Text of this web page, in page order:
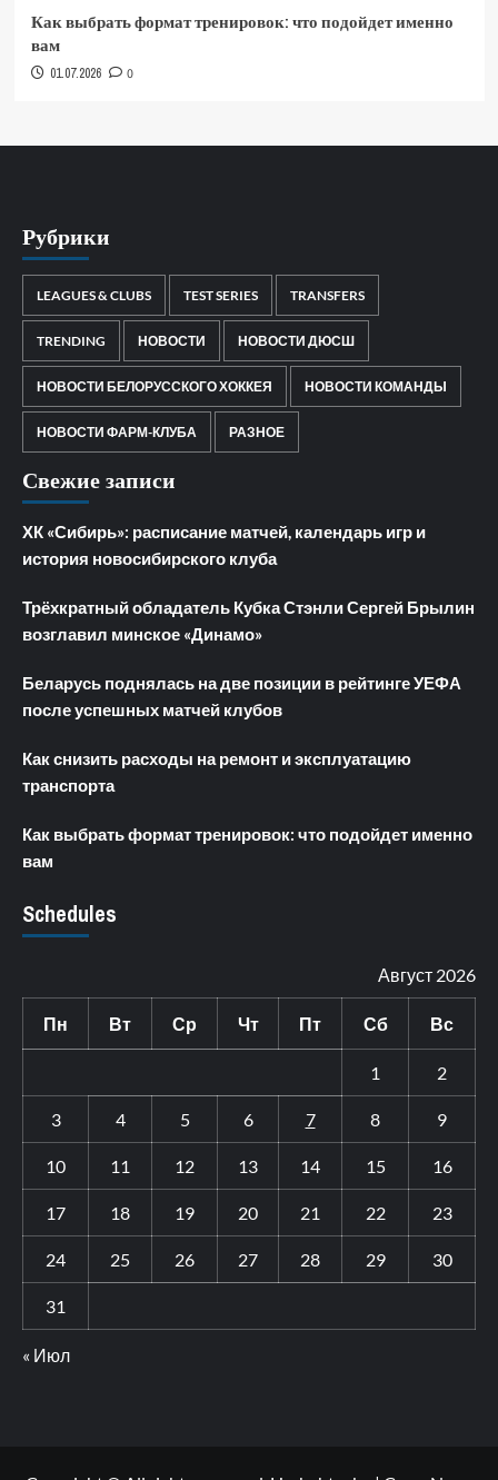
Как выбрать формат тренировок: что подойдет именно
вам
01.07.2026 0
Рубрики
LEAGUES & CLUBS TEST SERIES TRANSFERS
TRENDING НОВОСТИ НОВОСТИ ДЮСШ
НОВОСТИ БЕЛОРУССКОГО ХОККЕЯ НОВОСТИ КОМАНДЫ
НОВОСТИ ФАРМ-КЛУБА РАЗНОЕ
Свежие записи
ХК «Сибирь»: расписание матчей, календарь игр и
история новосибирского клуба
Трёхкратный обладатель Кубка Стэнли Сергей Брылин
возглавил минское «Динамо»
Беларусь поднялась на две позиции в рейтинге УЕФА
после успешных матчей клубов
Как снизить расходы на ремонт и эксплуатацию
транспорта
Как выбрать формат тренировок: что подойдет именно
вам
Schedules
Август 2026
Пн Вт Ср Чт Пт Сб Вс
1 2
3 4 5 6 7 8 9
10 11 12 13 14 15 16
17 18 19 20 21 22 23
24 25 26 27 28 29 30
31
« Июл